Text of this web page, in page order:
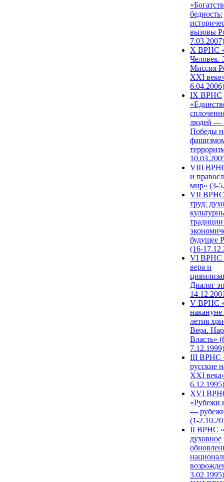
бедность:
вызовы
7.03.2007)
X ВРНС
Человек.
Миссия
XXI
6.04.2006)
IX ВРНС
людей —
Победы
VIII
и
мир» (3-
VII ВРНС
труд:
будущее
(16-
VI ВРНС
вера и
Диалог
V ВРНС
накануне
летия
Вера.
Власть»
7.12.1999)
III ВРНС
русские
XXI
6.12.1995)
XVI
«Рубежи
—
(1-
II ВРНС
духовное
3.02.1995)